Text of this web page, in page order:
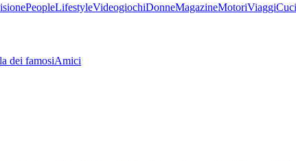
PeopleLifestyleVideogiochiDonneMagazineMotoriViaggi
dei famosiAmici